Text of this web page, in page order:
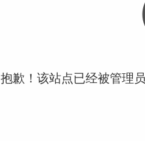
抱歉！该站点已经被管理